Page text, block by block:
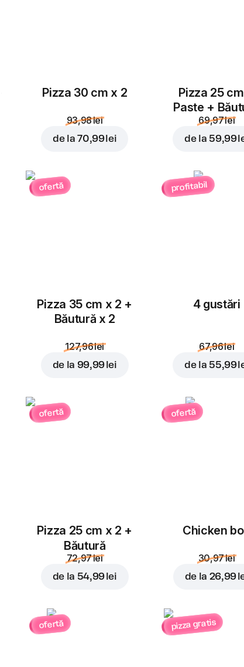
4,00 lei
Pizza 30 cm x 2
93,98 lei
de la70,99 lei
Pizza 25
Paste +
69,97 lei
de la 59,99
ofertă
Pizza 35 cm x 2 +
Băutură x 2
127,96 lei
de la 99,99 lei
profitabil
4 gustări
67,96 lei
de la 55,99
ofertă
Pizza 25 cm x 2 +
Băutură
72,97 lei
de la 54,99 lei
ofertă
Chicken
30,97 lei
de la 26,99
ofertă pizza gratis